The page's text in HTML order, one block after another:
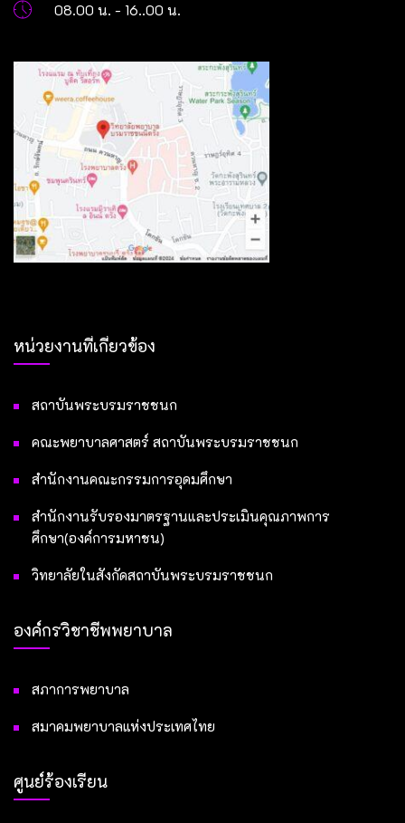
08.00 น. - 16..00 น.
หน่วยงานที่เกี่ยวข้อง
สถาบันพระบรมราชชนก
คณะพยาบาลศาสตร์ สถาบันพระบรมราชชนก
สำนักงานคณะกรรมการอุดมศึกษา
สำนักงานรับรองมาตรฐานและประเมินคุณภาพการ
ศึกษา(องค์การมหาชน)
วิทยาลัยในสังกัดสถาบันพระบรมราชชนก
องค์กรวิชาชีพพยาบาล
สภาการพยาบาล
สมาคมพยาบาลแห่งประเทศไทย
ศูนย์ร้องเรียน